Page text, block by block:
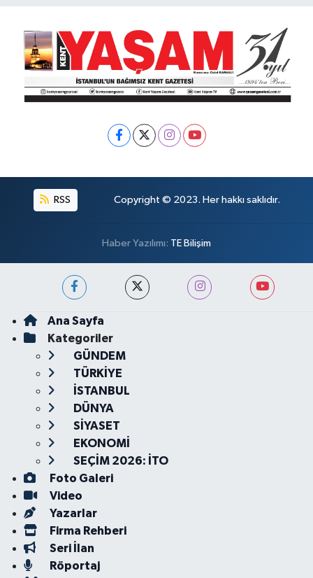
RSS Copyright © 2023. Her hakkı saklıdır.
Haber Yazılımı: TE Bilişim
Ana Sayfa
Kategoriler
GÜNDEM
TÜRKİYE
İSTANBUL
DÜNYA
SİYASET
EKONOMİ
SEÇİM 2026: İTO
Foto Galeri
Video
Yazarlar
Firma Rehberi
Seri İlan
Röportaj